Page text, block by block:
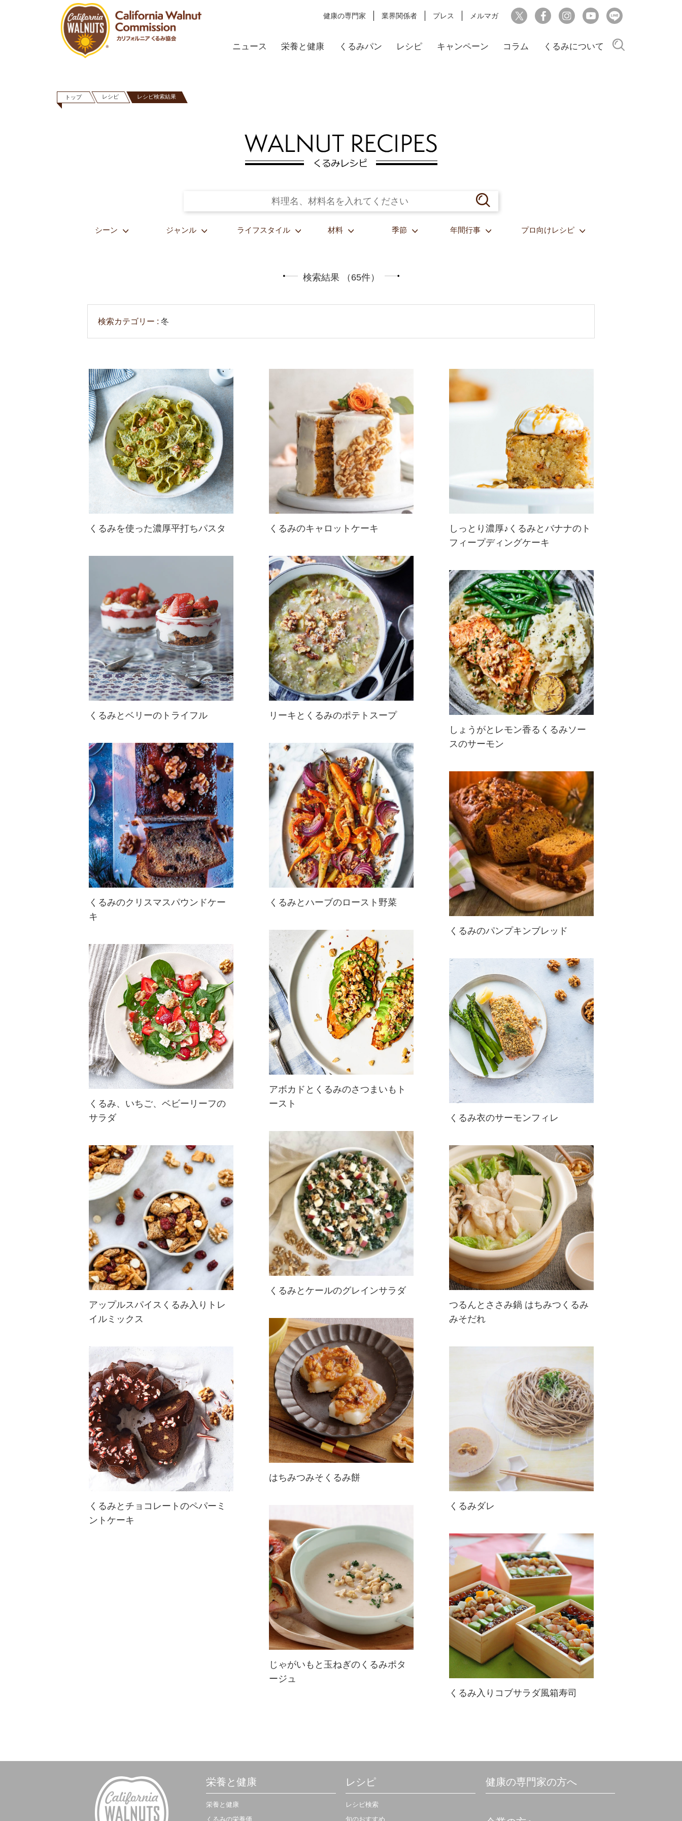
健康の専門家 業界関係者 プレス メルマガ
ニュース 栄養と健康 くるみパン レシピ キャンペーン コラム くるみについて
トップ レシピ レシピ検索結果
シーン ジャンル ライフスタイル 材料 季節 年間行事 プロ向けレシピ
検索結果 （65件）
検索カテゴリー 冬
カリフォルニアくるみの香ばしさと
く絡む、シンプルで奥深いイタリア
ンパスタ(パッパルデッレ)
シアトル「Union Restaurant」のシ
ェフ／オーナー...
くるみを使った濃厚平打ちパスタ
リームチーズフロスティングをたっ
ぷり重ねた贅沢な一品。
くるみのクリーミーな風味と優しい
食感がポイント！
おうちカフェやアフタヌーンティー
に...
くるみのキャロットケーキ
わさった、しっとり濃厚なプディン
グケーキ。くるみは生地にもソース
にも使われていて、豊かな風味とコ
クをプラス。仕上げにかける自家製
トフィー...
しっとり濃厚♪くるみとバナナのト
フィープディングケーキ
香ばしいくるみのグラノーラにベリ
ーとくるみをトッピングした愛らし
いデザート☆朝食や軽食、多めに作
っておやつなどの間食にもぴったり
です！
くるみとベリーのトライフル
栄養豊富なくるみに、リーキとポテ
トで作るあったかスープレシピ。滑
らかなポテトスープにくるみの食感
がアクセント！
リーキとくるみのポテトスープ
引き立てます。くるみの歯ごたえや
香ばしさがサーモンのうまみにマッ
チして、食欲アップ！サーモンの代
わりにタラを使ってもおいしく召し
あがれま...
しょうがとレモン香るくるみソー
スのサーモン
るみとドライフルーツがぎっしりの
パウンドケーキ。くるみの香ばしさ
とドライフルーツの甘味がしっとり
とした生地によく合う、大人のクリ
スマスケーキです。
くるみのクリスマスパウンドケー
キ
鮮やかな色味で気分が上がる、野菜
のオーブンロースト。くるみの香ば
しさと歯ごたえが程よくアクセン
ト。お好みのハーブで味付けしてお
楽しみください。
くるみとハーブのロースト野菜
秋の味覚かぼちゃで作ったパンプキ
ンブレッドにくるみを入れて、香ば
しさと満足感アップ♪パンプキンブ
レッドのスパイスと合わさって、間
違いないおいしさです。クリームチ
ーズとの組み合わせもおすすめ☆
くるみのパンプキンブレッド
みとアボカドを乗せてトーストした
グルテンフリー＆ビーガンレシピで
す。くるみが程よい食感をプラスし
てくれ、唐辛子フレークのピリ辛感
も楽しめます。
アボカドとくるみのさつまいもト
ースト
甘酸っぱいいちごと香ばしいくるみ
が乗ったサラダ。鮮やかな色味で食
卓が彩りそう♪
くるみ、いちご、ベビーリーフの
サラダ
サーモンについたくるみ衣の食感が
アクセントなレシピ。レモンとディ
ルの爽やかな風味にくるみの香ばし
さがマッチ☆
くるみ衣のサーモンフィレ
ケール、雑穀、りんごのサラダに、
ローストくるみ入りビネグレットが
香ばしさとコクをプラス。くるみと
りんごの食感が楽しい、満足サラダ
です♪
くるみとケールのグレインサラダ
ルにドライクランベリー、シナモン
香るトレイルミックス♪ヨーグルト
にかけたり、間食用に持ち歩いて気
軽に栄養補給ができます。
アップルスパイスくるみ入りトレ
イルミックス
粉をまぶして茹でるとつるんとした
食感に。くるみだれはさまざまなお
鍋で使えて重宝します。
つるんとささみ鍋 はちみつくるみ
みそだれ
むしろこれが定番に? お雑煮や磯辺
焼きに飽きたら絶対に試してほしい
アレンジレシピ。くるみとみその香
ばしい香りがたまりません。
はちみつみそくるみ餅
くるみとチョコレートのペパーミ
ントケーキ
お蕎麦によく合う濃厚ダレ！様々な
お料理にも使えるので覚えておくと
便利です☆
くるみダレ
じゃがいもと玉ねぎのくるみポタ
ージュ
くるみ入りコブサラダ風箱寿司
栄養と健康
栄養と健康
くるみの栄養価
レシピ
レシピ検索
旬のおすすめ
健康の専門家の方へ